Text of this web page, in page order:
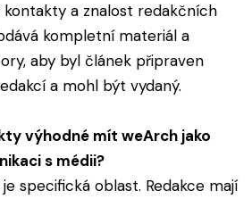
kontakty a znalost redakčních
kompletní materiál a
aby byl článek připraven
a mohl být vydaný.
výhodné mít weArch jako
s médii?
specifická oblast. Redakce mají